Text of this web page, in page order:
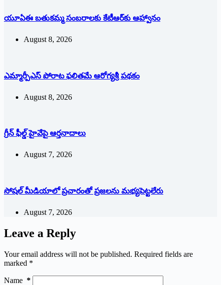
యూఏఈ బతుకమ్మ సంబరాలకు కేటీఆర్‌కు ఆహ్వానం
August 8, 2026
ఎమ్మార్పీఎస్ పోరాట ఫలితమే ఆరోగ్యశ్రీ పథకం
August 8, 2026
గ్రీన్ ఫీల్డ్ హైవేపై ఆర్తనాదాలు
August 7, 2026
సోషల్‌ ‌మీడియాలో ప్రచారంతో ప్రజలను మభ్యపెట్టలేరు
August 7, 2026
Leave a Reply
Your email address will not be published. Required fields are
marked *
Name *